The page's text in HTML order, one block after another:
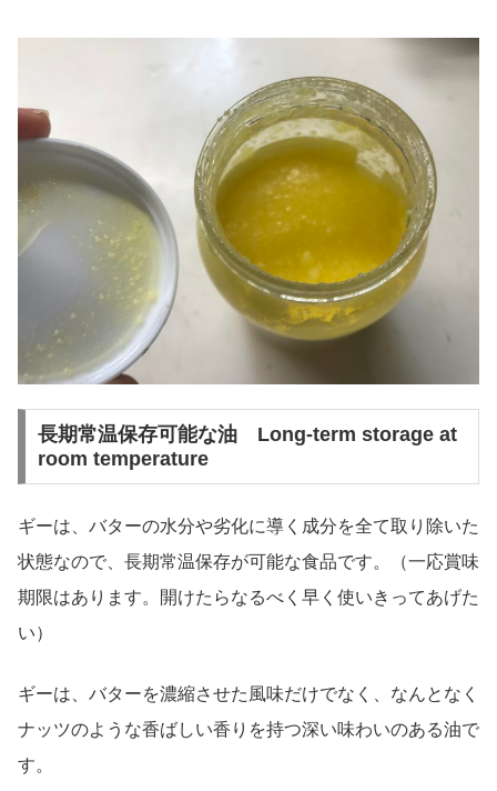
長期常温保存可能な油 Long-term storage at
room temperature
ギーは、バターの水分や劣化に導く成分を全て取り除いた
状態なので、長期常温保存が可能な食品です。（一応賞味
期限はあります。開けたらなるべく早く使いきってあげた
い）
ギーは、バターを濃縮させた風味だけでなく、なんとなく
ナッツのような香ばしい香りを持つ深い味わいのある油で
す。